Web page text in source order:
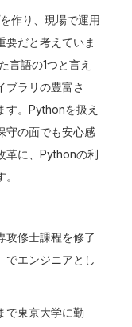
作り、現場で運用
要だと考えていま
言語の1つと言え
ブラリの豊富さ
す。Pythonを扱え
守の面でも安心感
革に、Pythonの利
攻修士課程を修了
でエンジニアとし
で東京大学に勤